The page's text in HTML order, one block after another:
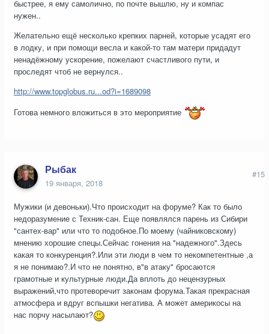
быстрее, я ему самолично, по почте вышлю, ну и компас
нужен..
Желательно ещё несколько крепких парней, которые усадят его
в лодку, и при помощи весла и какой-то там матери придадут
ненадёжному ускорение, пожелают счастливого пути, и
проследят чтоб не вернулся..
http://www.topglobus.ru...od?i=1689098
Готова немного вложиться в это мероприятие
Рыбак
19 января, 2018
#15
Мужики (и девоньки).Что происходит на форуме? Как то было
недоразумение с Техник-сан. Еще появлялся парень из Сибири
"сантех-вар" или что то подобное.По моему (чайниковскому)
мнению хорошие спецы.Сейчас гонения на "надежного".Здесь
какая то конкуренция?.Или эти люди в чем то некомпетентные ,а
я не понимаю?.И что не понятно, в"в атаку" бросаются
грамотные и культурные люди.Да вплоть до нецензурных
выражений,что протеворечит законам форума.Такая прекрасная
атмосфера и вдруг вспышки негатива. А может америкосы на
нас порчу насылают?